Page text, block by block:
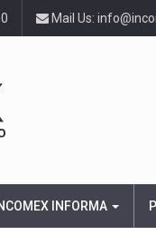
Mail Us:
INFORMA